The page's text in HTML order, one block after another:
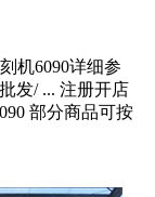
机6090详细参
发/ ... 注册开店
部分商品可按